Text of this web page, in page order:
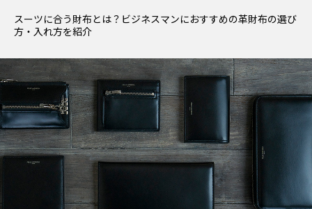
スーツに合う財布とは？ビジネスマンにおすすめの革財布の選び
方・入れ方を紹介